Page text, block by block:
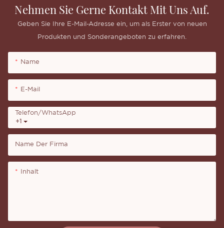
Nehmen Sie Gerne Kontakt Mit Uns Auf.
Geben Sie Ihre E-Mail-Adresse ein, um als Erster von neuen
Produkten und Sonderangeboten zu erfahren.
Name
E-Mail
+1
Telefon/WhatsApp
Name Der Firma
Inhalt